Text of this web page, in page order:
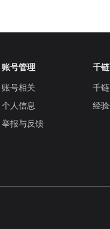
账号管理
账号相关
个人信息
举报与反馈
千
千
经